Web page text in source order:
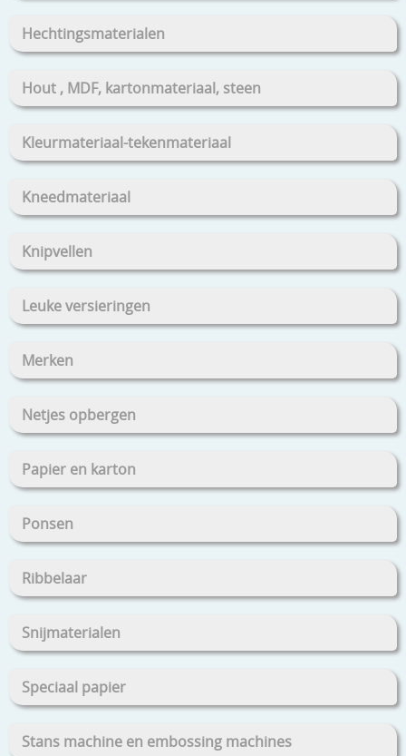
Hechtingsmaterialen
Hout , MDF, kartonmateriaal, steen
Kleurmateriaal-tekenmateriaal
Kneedmateriaal
Knipvellen
Leuke versieringen
Merken
Netjes opbergen
Papier en karton
Ponsen
Ribbelaar
Snijmaterialen
Speciaal papier
Stans machine en embossing machines